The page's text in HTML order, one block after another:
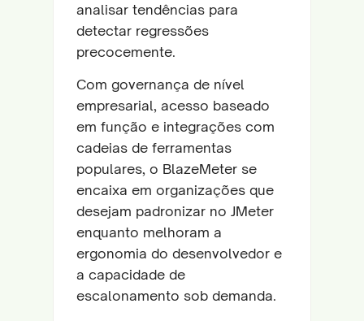
analisar tendências para
detectar regressões
precocemente.
Com governança de nível
empresarial, acesso baseado
em função e integrações com
cadeias de ferramentas
populares, o BlazeMeter se
encaixa em organizações que
desejam padronizar no JMeter
enquanto melhoram a
ergonomia do desenvolvedor e
a capacidade de
escalonamento sob demanda.